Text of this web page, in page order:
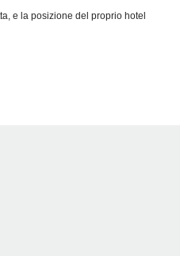
e la posizione del proprio hotel